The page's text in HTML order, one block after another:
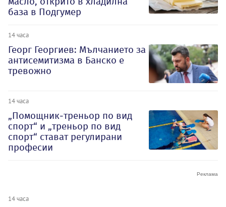
база в Подгумер
14 часа
Георг Георгиев: Мълчанието за
антисемитизма в Банско е
тревожно
14 часа
„Помощник-треньор по вид
спорт“ и „треньор по вид
спорт“ стават регулирани
професии
14 часа